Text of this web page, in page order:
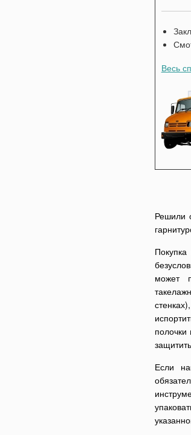
Весь
Решили
может
полочки
Если